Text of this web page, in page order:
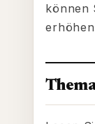
können